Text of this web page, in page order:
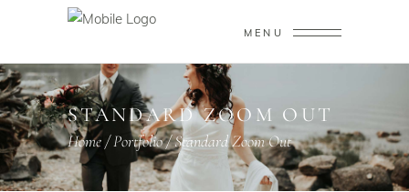
MENU
STANDARD ZOOM OUT
Home/Portfolio/Standard Zoom Out